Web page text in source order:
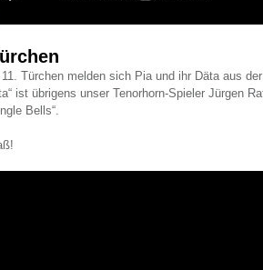
11. Türchen melden sich Pia und ihr Däta aus
ist übrigens unser Tenorhorn-Spieler Jürgen
Bells“.